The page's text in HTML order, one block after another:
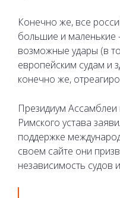
Конечно же, все
большие и маленькие
возможные удары (в
европейским судам и
конечно же,
Президиум Ассамблеи
Римского устава
поддержке
своем сайте они
независимость судов